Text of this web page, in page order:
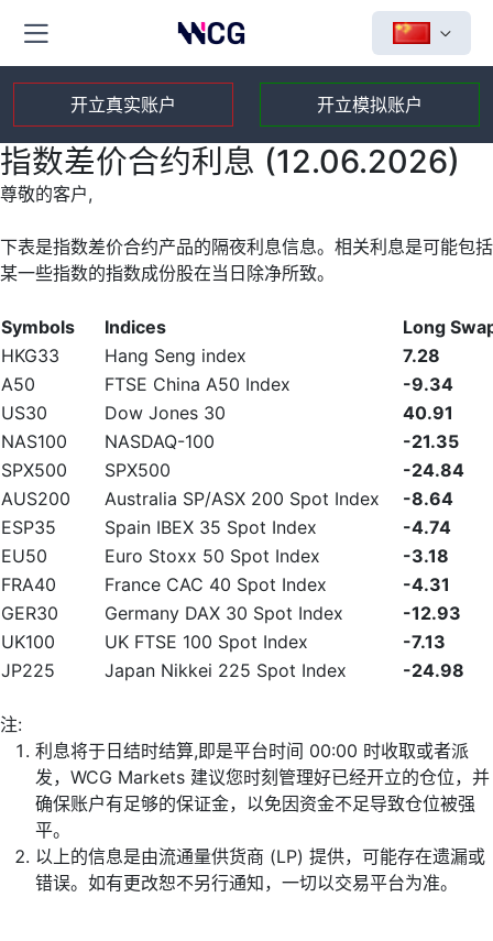
开立真实账户 开立模拟账户
指数差价合约利息 (12.06.2026)
尊敬的客户,
下表是指数差价合约产品的隔夜利息信息。相关利息是可能包括
某一些指数的指数成份股在当日除净所致。
Symbols Indices
Long
HKG33
Hang Seng index
7.28
A50
FTSE China A50 Index
-9.34
US30
Dow Jones 30
40.91
NAS100
NASDAQ-100
-21.35
SPX500
SPX500
-24.84
AUS200
Australia SP/ASX 200 Spot Index
-8.64
ESP35
Spain IBEX 35 Spot Index
-4.74
EU50
Euro Stoxx 50 Spot Index
-3.18
FRA40
France CAC 40 Spot Index
-4.31
GER30
Germany DAX 30 Spot Index
-12.93
UK100
UK FTSE 100 Spot Index
-7.13
JP225
Japan Nikkei 225 Spot Index -24.98
注:
利息将于日结时结算,即是平台时间 00:00 时收取或者派
发，WCG Markets 建议您时刻管理好已经开立的仓位，并
确保账户有足够的保证金，以免因资金不足导致仓位被强
平。
以上的信息是由流通量供货商 (LP) 提供，可能存在遗漏或
错误。如有更改恕不另行通知，一切以交易平台为准。